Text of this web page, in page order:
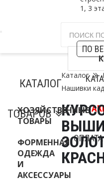
1, 3
ПО
КАТАЛОГ
ТОВАРОВ
ХОЗЯЙСТВЕННЫЕ
ТОВАРЫ
ФОРМЕННАЯ
ОДЕЖДА
И
АКСЕССУАРЫ
Каталог
Нашивки